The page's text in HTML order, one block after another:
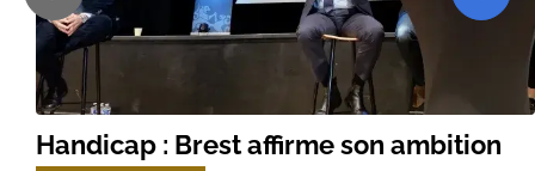
Handicap : Brest affirme son ambition